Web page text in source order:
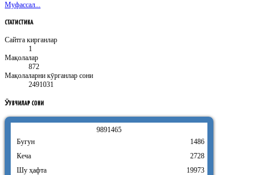
Муфассал...
СТАТИСТИКА
Сайтга кирганлар
1
Мақолалар
872
Мақолаларни кӯрганлар сони
2491031
ӮҚУВЧИЛАРСОНИ
9891465
Бугун
Кеча
Шу ҳафта
1486
2728
19973